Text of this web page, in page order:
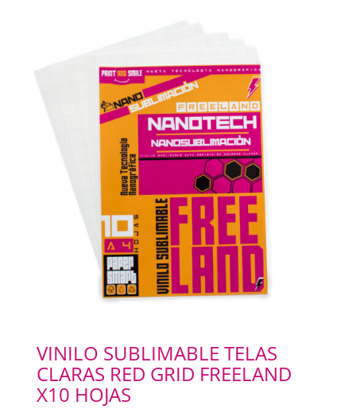
VINILO SUBLIMABLE TELAS
CLARAS RED GRID FREELAND
X10 HOJAS